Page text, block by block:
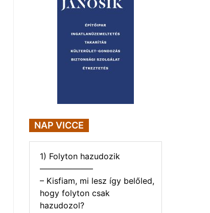
NAP VICCE
1) Folyton hazudozik
——————–
– Kisfiam, mi lesz így belőled,
hogy folyton csak
hazudozol?